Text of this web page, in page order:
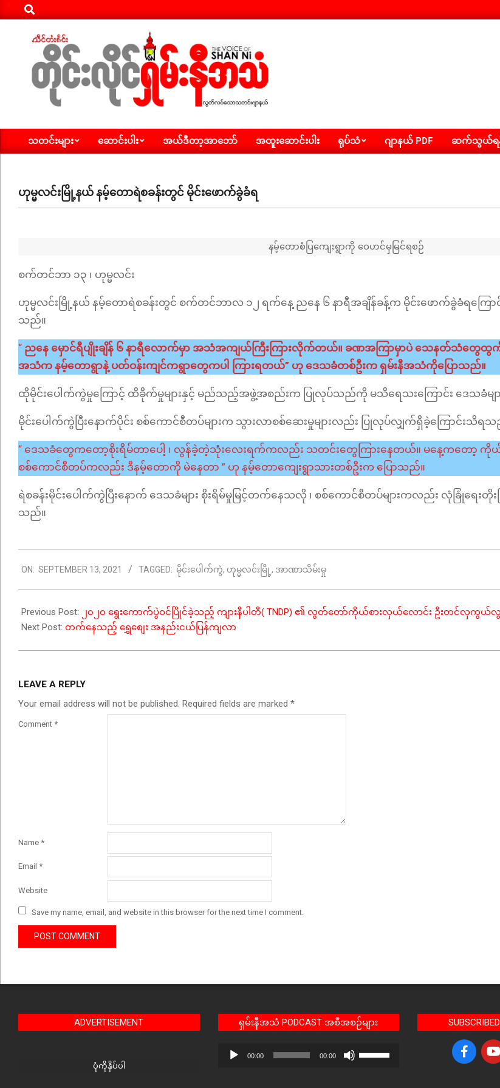
to
Search
ရှမ်း
နီ
သတင်း
Primary
သတင်းများ ဆောင်းပါး အယ်ဒီတာ့အာဘော် အထူးဆောင်းပါး ရုပ်သံ ဂျာနယ် PDF ဆက်သွယ်ရ
ဟုမ္မလင်းမြို့နယ် နမ့်တောရဲစခန်းတွင် မိုင်းဖောက်ခွဲခံရ
နမ့်တောစံပြကျေးရွာကို ဝေဟင်မှမြင်ရစဉ်
စက်တင်ဘာ ၁၃ ၊ ဟုမ္မလင်း
ဟုမ္မလင်းမြို့နယ် နမ့်တောရဲစခန်းတွင် စက်တင်ဘာလ ၁၂ ရက်နေ့ ညနေ ၆ နာရီအချိန်ခန့်က မိုင်းဖောက်ခွဲခံရကြော
သည်။
“ ညနေ မှောင်ရီပျိုးချိန် ၆ နာရီလောက်မှာ အသံအကျယ်ကြီးကြားလိုက်တယ်။ ခဏအကြာမှာပဲ သေနတ်သံတွေ
အသံက နမ့်တောရွာနဲ့ ပတ်ဝန်းကျင်ကရွာတွေကပါ ကြားရတယ်” ဟု ဒေသခံတစ်ဦးက ရှမ်းနီအသံကိုပြောသည်။
ထိုမိုင်းပေါက်ကွဲမှုကြောင့် ထိခိုက်မှုများနှင့် မည်သည့်အဖွဲ့အစည်းက ပြုလုပ်သည်ကို မသိရေသးကြောင်း ဒေသခံမ
မိုင်းပေါက်ကွဲပြီးနောက်ပိုင်း စစ်ကောင်စီတပ်များက သွားလာစစ်ဆေးမှုများလည်း ပြုလုပ်လျှက်ရှိခဲ့ကြောင်းသိရ
“ ဒေသခံတွေကတော့စိုးရိမ်တာပေါ့ ၊ လွန်ခဲ့တဲ့သုံးလေးရက်ကလည်း သတင်းတွေကြားနေတယ်။ မနေ့ကတော့ ကို
စစ်ကောင်စီတပ်ကလည်း ဒီနမ့်တောကို မဲနေတာ ” ဟု နမ့်တောကျေးရွာသားတစ်ဦးက ပြောသည်။
ရဲစခန်းမိုင်းပေါက်ကွဲပြီးနောက် ဒေသခံများ စိုးရိမ်မှုမြင့်တက်နေသလို ၊ စစ်ကောင်စီတပ်များကလည်း လုံခြုံရေးတိုး
သည်။
09-
13
ON: SEPTEMBER 13, 2021 TAGGED: မိုင်းပေါက်ကွဲ, ဟုမ္မလင်းမြို့ , အာဏာသိမ်းမှု
Previous Post:
၂၀၂၀ ရွေးကောက်ပွဲဝင်ပြိုင်ခဲ့သည့် ကျားနီပါတီ( TNDP) ၏ လွတ်တော်ကိုယ်စားလှယ်လောင်း ဦးတင်လှကွယ်
Next Post: တက်နေသည့် ရွှေစျေး အနည်းငယ်ပြန်ကျလာ
LEAVE A REPLY
Your email address will not be published. Required fields are marked *
Comment *
Name *
Email *
Website
Save my name, email, and website in this browser for the next time I comment.
ADVERTISEMENT
ပုံကိုနှိပ်ပါ
ရှမ်းနီအသံ PODCAST အစီအစဉ်များ
Audio
00:00 00:00